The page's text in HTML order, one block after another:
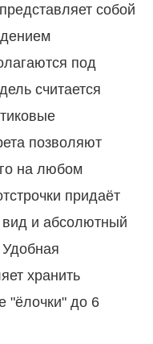
собой
под
считается
позволяют
на любом
придаёт
и абсолютный
хранить
"ёлочки" до 6